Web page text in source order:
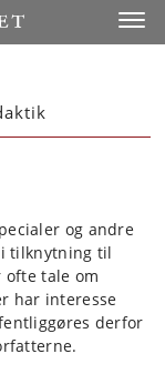
og andre
tilknytning til
tale om
har interesse
derfor